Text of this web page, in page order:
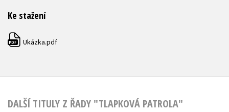
Ke stažení
PDF Ukázka.pdf
DALŠÍ TITULY Z ŘADY "TLAPKOVÁ PATROLA"